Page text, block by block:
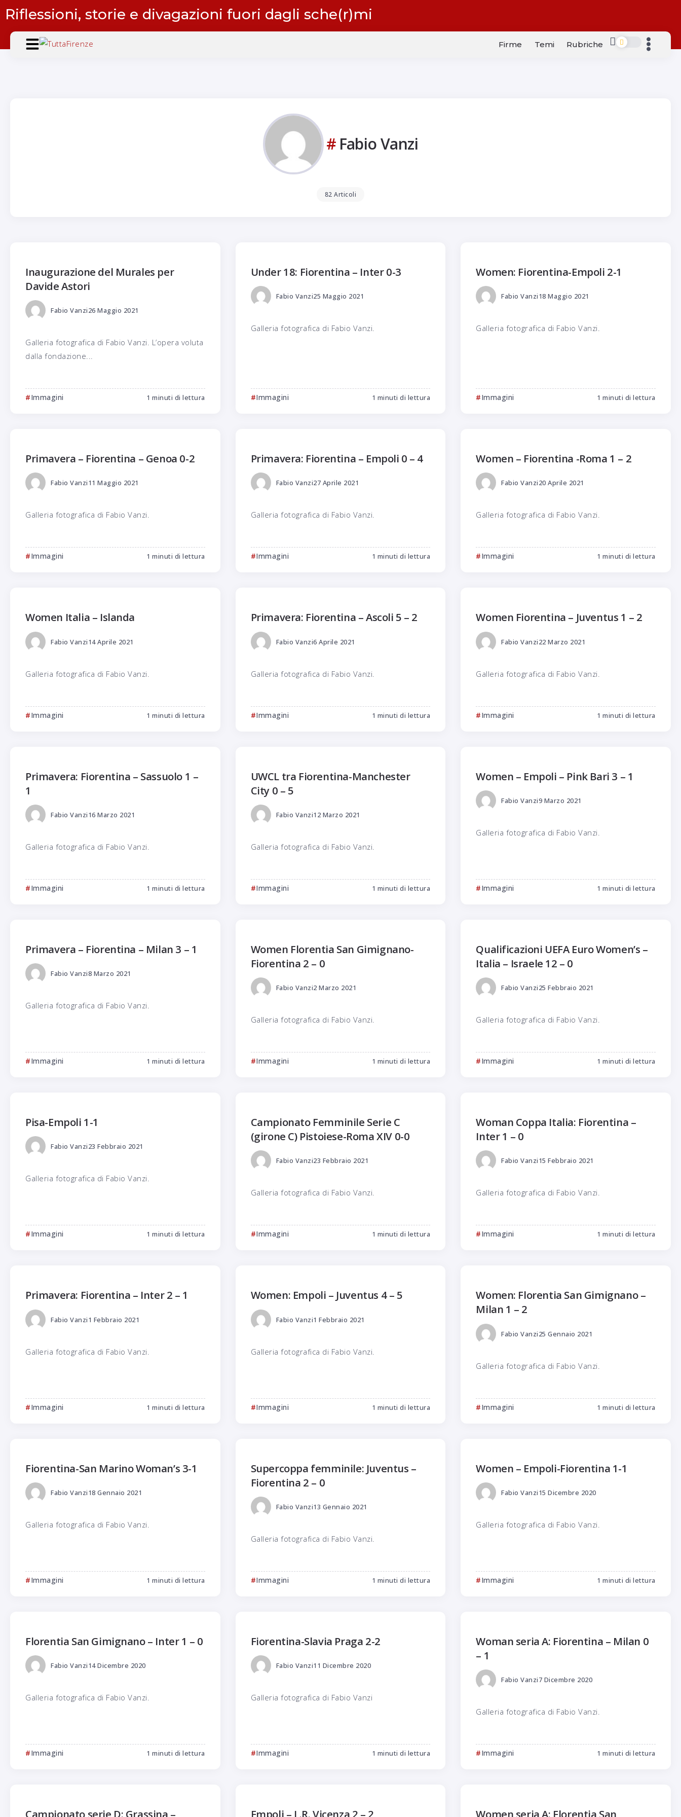
Riflessioni, storie e divagazioni fuori dagli sche(r)mi
Firme Temi Rubriche
Fabio Vanzi
82 Articoli
Inaugurazione del Murales per
Davide Astori
Fabio Vanzi26 Maggio 2021
Galleria fotografica di Fabio Vanzi. L’opera voluta
dalla fondazione...
Immagini 1 minuti di lettura
Under 18: Fiorentina – Inter 0-3
Fabio Vanzi25 Maggio 2021
Galleria fotografica di Fabio Vanzi.
Immagini 1 minuti di lettura
Women: Fiorentina-Empoli 2-1
Fabio Vanzi18 Maggio 2021
Galleria fotografica di Fabio Vanzi.
Immagini 1 minuti di lettura
Primavera – Fiorentina – Genoa 0-2
Fabio Vanzi11 Maggio 2021
Galleria fotografica di Fabio Vanzi.
Immagini 1 minuti di lettura
Primavera: Fiorentina – Empoli 0 – 4
Fabio Vanzi27 Aprile 2021
Galleria fotografica di Fabio Vanzi.
Immagini 1 minuti di lettura
Women – Fiorentina -Roma 1 – 2
Fabio Vanzi20 Aprile 2021
Galleria fotografica di Fabio Vanzi.
Immagini 1 minuti di lettura
Women Italia – Islanda
Fabio Vanzi14 Aprile 2021
Galleria fotografica di Fabio Vanzi.
Immagini 1 minuti di lettura
Primavera: Fiorentina – Ascoli 5 – 2
Fabio Vanzi6 Aprile 2021
Galleria fotografica di Fabio Vanzi.
Immagini 1 minuti di lettura
Women Fiorentina – Juventus 1 – 2
Fabio Vanzi22 Marzo 2021
Galleria fotografica di Fabio Vanzi.
Immagini 1 minuti di lettura
Primavera: Fiorentina – Sassuolo 1 –
1
Fabio Vanzi16 Marzo 2021
Galleria fotografica di Fabio Vanzi.
Immagini 1 minuti di lettura
UWCL tra Fiorentina-Manchester
City 0 – 5
Fabio Vanzi12 Marzo 2021
Galleria fotografica di Fabio Vanzi.
Immagini 1 minuti di lettura
Women – Empoli – Pink Bari 3 – 1
Fabio Vanzi9 Marzo 2021
Galleria fotografica di Fabio Vanzi.
Immagini 1 minuti di lettura
Primavera – Fiorentina – Milan 3 – 1
Fabio Vanzi8 Marzo 2021
Galleria fotografica di Fabio Vanzi.
Immagini 1 minuti di lettura
Women Florentia San Gimignano-
Fiorentina 2 – 0
Fabio Vanzi2 Marzo 2021
Galleria fotografica di Fabio Vanzi.
Immagini 1 minuti di lettura
Qualificazioni UEFA Euro Women’s –
Italia – Israele 12 – 0
Fabio Vanzi25 Febbraio 2021
Galleria fotografica di Fabio Vanzi.
Immagini 1 minuti di lettura
Pisa-Empoli 1-1
Fabio Vanzi23 Febbraio 2021
Galleria fotografica di Fabio Vanzi.
Immagini 1 minuti di lettura
Campionato Femminile Serie C
(girone C) Pistoiese-Roma XIV 0-0
Fabio Vanzi23 Febbraio 2021
Galleria fotografica di Fabio Vanzi.
Immagini 1 minuti di lettura
Woman Coppa Italia: Fiorentina –
Inter 1 – 0
Fabio Vanzi15 Febbraio 2021
Galleria fotografica di Fabio Vanzi.
Immagini 1 minuti di lettura
Primavera: Fiorentina – Inter 2 – 1
Fabio Vanzi1 Febbraio 2021
Galleria fotografica di Fabio Vanzi.
Immagini 1 minuti di lettura
Women: Empoli – Juventus 4 – 5
Fabio Vanzi1 Febbraio 2021
Galleria fotografica di Fabio Vanzi.
Immagini 1 minuti di lettura
Women: Florentia San Gimignano –
Milan 1 – 2
Fabio Vanzi25 Gennaio 2021
Galleria fotografica di Fabio Vanzi.
Immagini 1 minuti di lettura
Fiorentina-San Marino Woman’s 3-1
Fabio Vanzi18 Gennaio 2021
Galleria fotografica di Fabio Vanzi.
Immagini 1 minuti di lettura
Supercoppa femminile: Juventus –
Fiorentina 2 – 0
Fabio Vanzi13 Gennaio 2021
Galleria fotografica di Fabio Vanzi.
Immagini 1 minuti di lettura
Women – Empoli-Fiorentina 1-1
Fabio Vanzi15 Dicembre 2020
Galleria fotografica di Fabio Vanzi.
Immagini 1 minuti di lettura
Florentia San Gimignano – Inter 1 – 0
Fabio Vanzi14 Dicembre 2020
Galleria fotografica di Fabio Vanzi.
Immagini 1 minuti di lettura
Fiorentina-Slavia Praga 2-2
Fabio Vanzi11 Dicembre 2020
Galleria fotografica di Fabio Vanzi
Immagini 1 minuti di lettura
Woman seria A: Fiorentina – Milan 0
– 1
Fabio Vanzi7 Dicembre 2020
Galleria fotografica di Fabio Vanzi.
Immagini 1 minuti di lettura
Campionato serie D: Grassina – Empoli – L.R. Vicenza 2 – 2 Women seria A: Florentia San